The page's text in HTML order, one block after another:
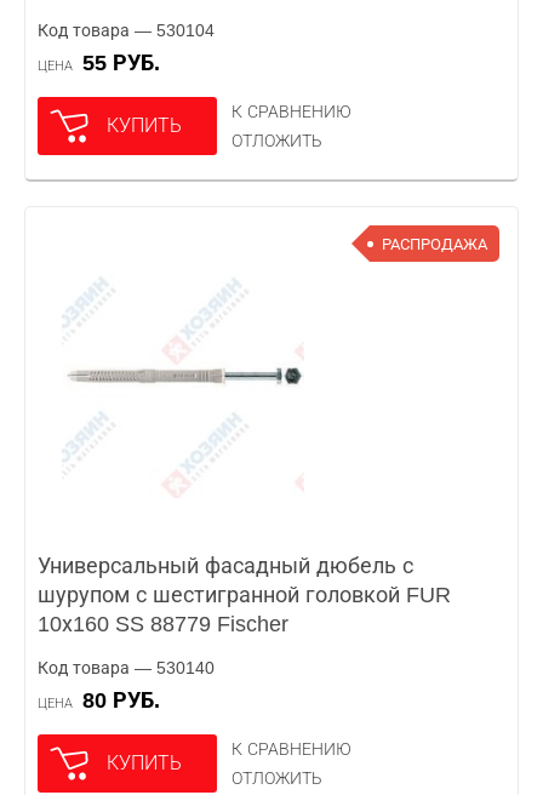
Код товара — 530104
ЦЕНА 55 РУБ.
КУПИТЬ
К СРАВНЕНИЮ
ОТЛОЖИТЬ
РАСПРОДАЖА
Универсальный фасадный дюбель с
шурупом с шестигранной головкой FUR
10х160 SS 88779 Fischer
Код товара — 530140
ЦЕНА 80 РУБ.
КУПИТЬ
К СРАВНЕНИЮ
ОТЛОЖИТЬ